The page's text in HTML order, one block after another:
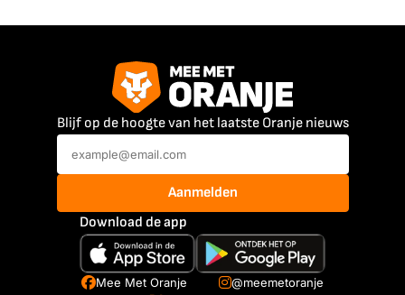
Blijf op de hoogte van het laatste Oranje nieuws
Aanmelden
Download de app
Mee Met Oranje
@meemetoranje